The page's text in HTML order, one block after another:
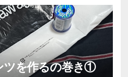
ツを作るの巻き①